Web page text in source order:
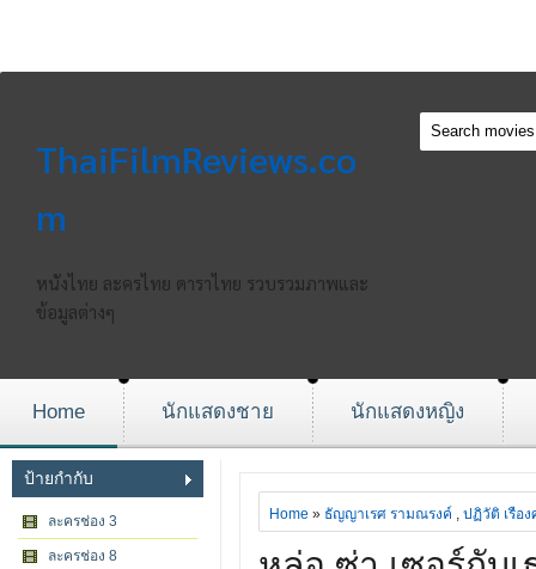
ThaiFilmReviews.co
m
หนังไทย ละครไทย ดาราไทย รวบรวมภาพและ
ข้อมูลต่างๆ
Home นักแสดงชาย นักแสดงหญิง
ป้ายกำกับ
ละครช่อง 3
ละครช่อง 8
Home » ธัญญาเรศ รามณรงค์ , ปฏิวัติ เรือง